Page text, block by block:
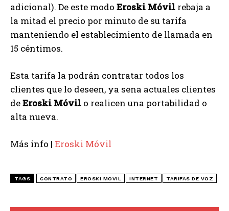
adicional). De este modo Eroski Móvil rebaja a
la mitad el precio por minuto de su tarifa
manteniendo el establecimiento de llamada en
15 céntimos.
Esta tarifa la podrán contratar todos los
clientes que lo deseen, ya sena actuales clientes
deEroski Móvil o realicen una portabilidad o
alta nueva.
Más info | Eroski Móvil
TAGS CONTRATO EROSKI MÓVIL INTERNET TARIFAS DE VOZ